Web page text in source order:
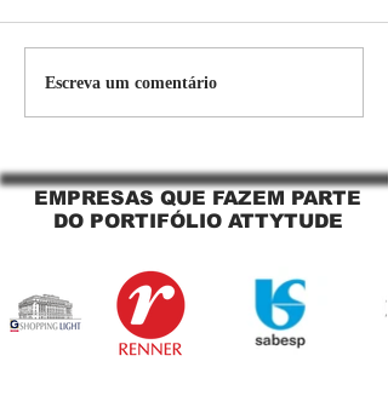
Persiana Rolo Tela Solar:
O Segredo para uma
Escreva um comentário
EMPRESAS QUE FAZEM PARTE
DO PORTIFÓLIO ATTYTUDE